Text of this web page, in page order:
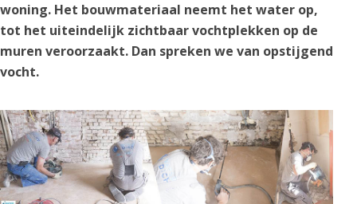
woning. Het bouwmateriaal neemt het water op,
tot het uiteindelijk zichtbaar vochtplekken op de
muren veroorzaakt. Dan spreken we van opstijgend
vocht.